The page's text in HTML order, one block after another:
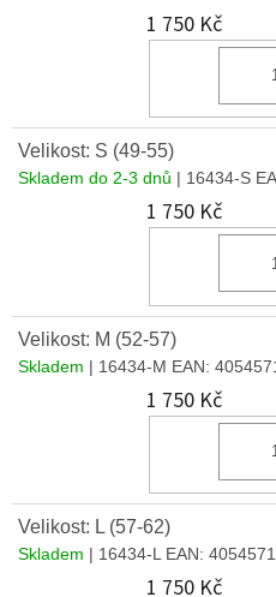
1 750 Kč
Velikost: S (49-55)
Skladem do 2-3 dnů | 16434-S
1 750 Kč
Velikost: M (52-57)
Skladem | 16434-M EAN:
1 750 Kč
Velikost: L (57-62)
Skladem | 16434-L EAN:
1 750 Kč